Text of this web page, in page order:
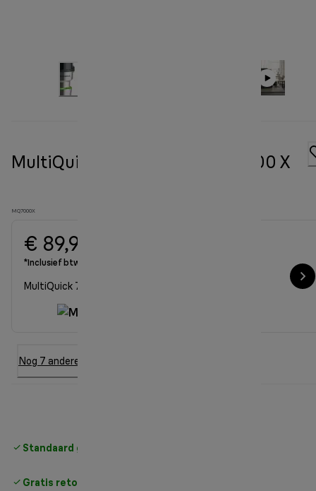
MultiQuick 7 staafmixer MQ 7000 X
MQ7000X
€ 89,90
*Inclusief btw
MultiQuick 7000X met beker
Nog 7 andere optie
Standaard gratis verzending
Gratis retourneren